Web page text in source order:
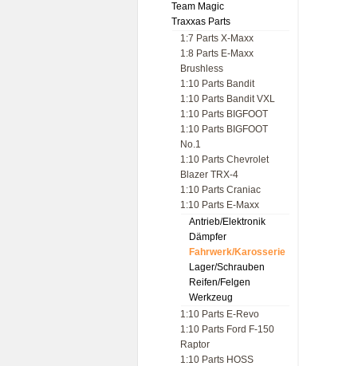
Team Magic
Traxxas Parts
1:7 Parts X-Maxx
1:8 Parts E-Maxx
Brushless
1:10 Parts Bandit
1:10 Parts Bandit VXL
1:10 Parts BIGFOOT
1:10 Parts BIGFOOT
No.1
1:10 Parts Chevrolet
Blazer TRX-4
1:10 Parts Craniac
1:10 Parts E-Maxx
Antrieb/Elektronik
Dämpfer
Fahrwerk/Karosserie
Lager/Schrauben
Reifen/Felgen
Werkzeug
1:10 Parts E-Revo
1:10 Parts Ford F-150
Raptor
1:10 Parts HOSS